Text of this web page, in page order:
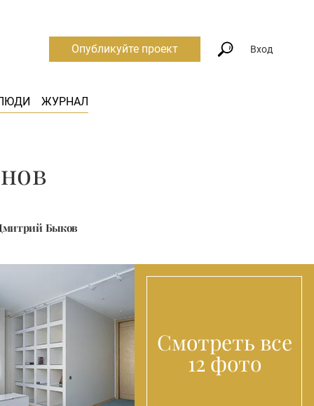
ЖУРНАЛ
Опубликуйте проект Вход
Быков
Смотреть все
12 фото